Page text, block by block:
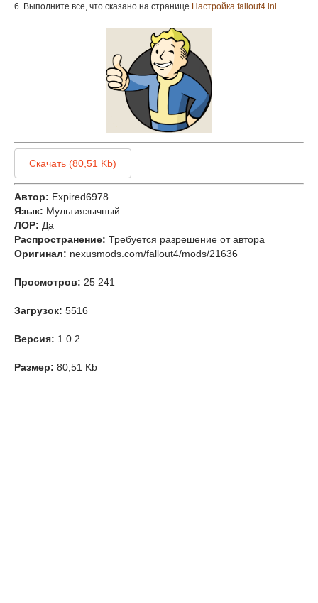
6. Выполните все, что сказано на странице Настройка fallout4.ini
Скачать (80,51 Kb)
Автор: Expired6978
Язык: Мультиязычный
ЛОР: Да
Распространение: Требуется разрешение от автора
Оригинал: nexusmods.com/fallout4/mods/21636
Просмотров: 25 241
Загрузок: 5516
Версия: 1.0.2
Размер: 80,51 Kb